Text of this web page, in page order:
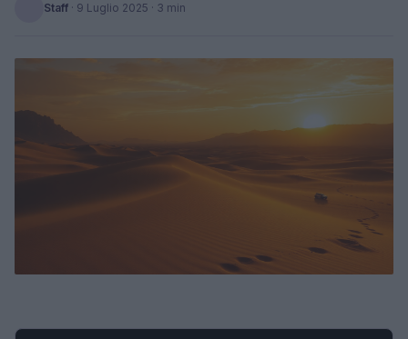
Staff · 9 Luglio 2025 · 3 min